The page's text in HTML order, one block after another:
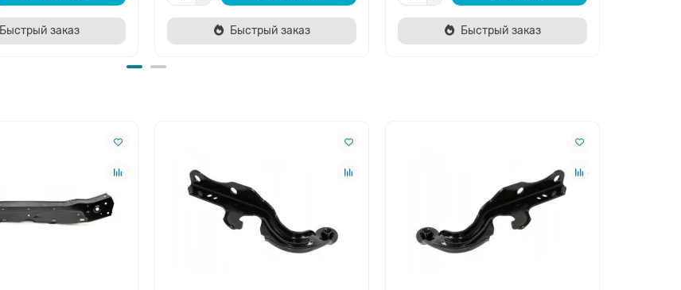
Быстрый заказ Быстрый заказ Быстрый заказ